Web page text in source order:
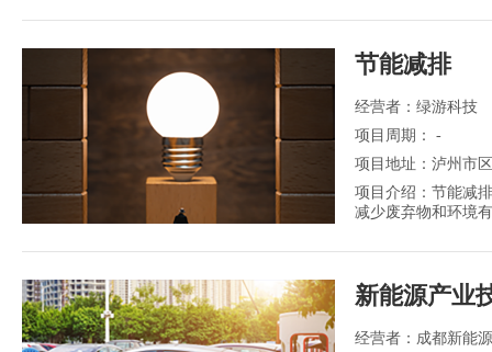
节能减排
经营者：绿游科技
项目周期： -
项目地址：泸州市
项目介绍：节能减
减少废弃物和环境
新能源产业
经营者：成都新能